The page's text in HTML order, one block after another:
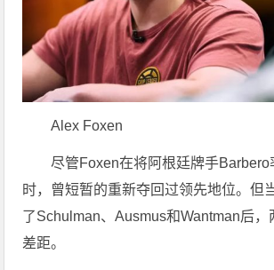
Alex Foxen
尽管Foxen在将阿根廷牌手Barbero
时，曾短暂的重新夺回过领先地位。但
了Schulman、Ausmus和Wantman后，
差距。